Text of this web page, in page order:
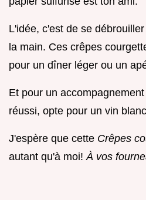
L'idée, c'est de se
la main. Ces crêpes
pour un dîner léger ou un
Et pour un
réussi, opte pour un vin
J'espère que cette Crêpes
autant qu'à moi! À vos